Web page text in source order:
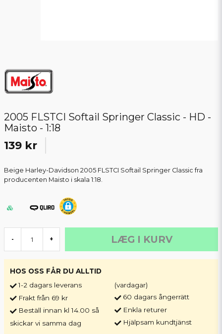
2005 FLSTCI Softail Springer Classic - HD -
Maisto - 1:18
139 kr
Beige Harley-Davidson 2005 FLSTCI Softail Springer Classic fra
producenten Maisto i skala 1:18.
- + LÆG I KURV
HOS OSS FÅR DU ALLTID
1-2 dagars leverans
Frakt från 69 kr
Beställ innan kl 14.00 så
skickar vi samma dag
(vardagar)
60 dagars ångerrätt
Enkla returer
Hjälpsam kundtjänst